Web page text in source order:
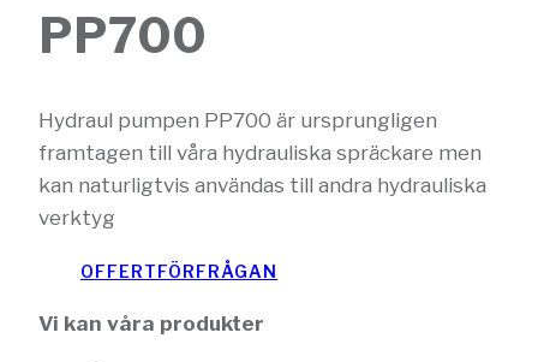
PP700
Hydraul pumpen PP700 är ursprungligen
framtagen till våra hydrauliska spräckare men
kan naturligtvis användas till andra hydrauliska
verktyg
OFFERTFÖRFRÅGAN
Vi kan våra produkter